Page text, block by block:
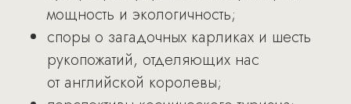
мощность и экологичность;
споры о загадочных карликах и шесть
рукопожатий, отделяющих нас
от английской королевы;